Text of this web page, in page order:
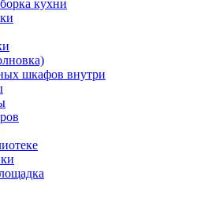
кухни
шкафов внутри